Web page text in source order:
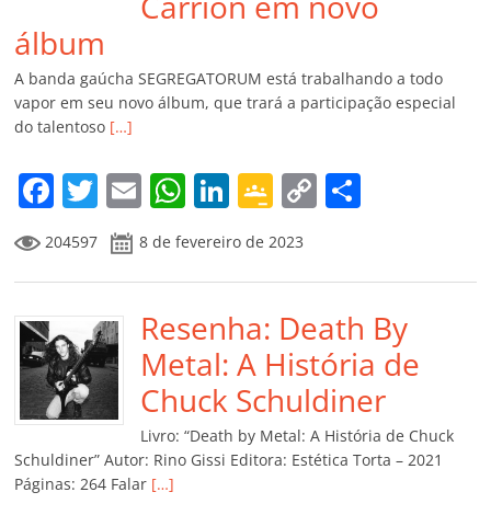
álbum
A banda gaúcha SEGREGATORUM está trabalhando a todo
vapor em seu novo álbum, que trará a participação especial
do talentoso […]
F
a
c
e
b
o
o
k
T
w
itt
er
E
m
ai
l
W
at
s
A
p
p
Li
k
e
dI
n
G
o
o
gl
e
Cl
a
ss
ro
C
y
Li
n
k
p
ar
til
h
ar
204597 8 de fevereiro de 2023
Resenha: Death By
Metal: A História de
Chuck Schuldiner
Livro: “Death by Metal: A História de Chuck
Schuldiner” Autor: Rino Gissi Editora: Estética Torta – 2021
Páginas: 264 Falar […]